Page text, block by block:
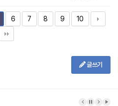
6 7 8 9 10
글쓰기